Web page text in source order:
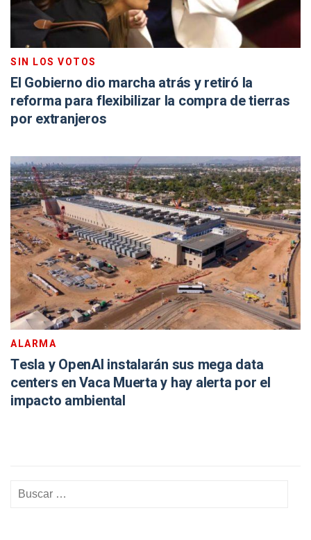
SIN LOS VOTOS
El Gobierno dio marcha atrás y retiró la
reforma para flexibilizar la compra de tierras
por extranjeros
ALARMA
Tesla y OpenAI instalarán sus mega data
centers en Vaca Muerta y hay alerta por el
impacto ambiental